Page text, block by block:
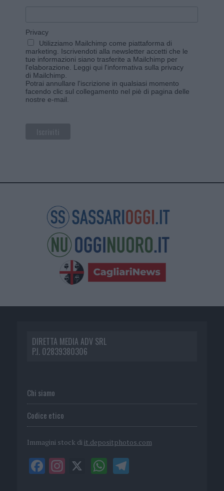
Privacy
Utilizziamo Mailchimp come piattaforma di
marketing. Iscrivendoti alla newsletter accetti che le
tue informazioni siano trasferite a Mailchimp per
l'elaborazione. Leggi qui l'informativa sulla privacy
di Mailchimp
Potrai annullare l'iscrizione in qualsiasi momento
facendo clic sul collegamento nel piè di pagina delle
nostre e-mail.
DIRETTA MEDIA ADV SRL
P.I. 02839380306
Chi siamo
Codice etico
Immagini stock di it.depositphotos.com